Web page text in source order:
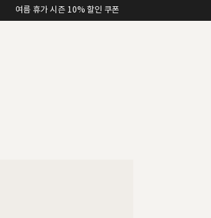
여름 휴가 시즌 10% 할인 쿠폰